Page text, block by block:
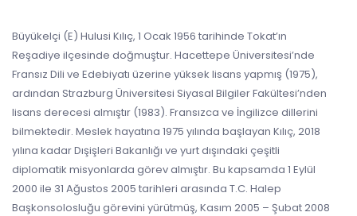
Büyükelçi (E) Hulusi Kılıç, 1 Ocak 1956 tarihinde Tokat’ın
Reşadiye ilçesinde doğmuştur. Hacettepe Üniversitesi’nde
Fransız Dili ve Edebiyatı üzerine yüksek lisans yapmış (1975),
ardından Strazburg Üniversitesi Siyasal Bilgiler Fakültesi’nden
lisans derecesi almıştır (1983). Fransızca ve İngilizce dillerini
bilmektedir. Meslek hayatına 1975 yılında başlayan Kılıç, 2018
yılına kadar Dışişleri Bakanlığı ve yurt dışındaki çeşitli
diplomatik misyonlarda görev almıştır. Bu kapsamda 1 Eylül
2000 ile 31 Ağustos 2005 tarihleri arasında T.C. Halep
Başkonsolosluğu görevini yürütmüş, Kasım 2005 – Şubat 2008